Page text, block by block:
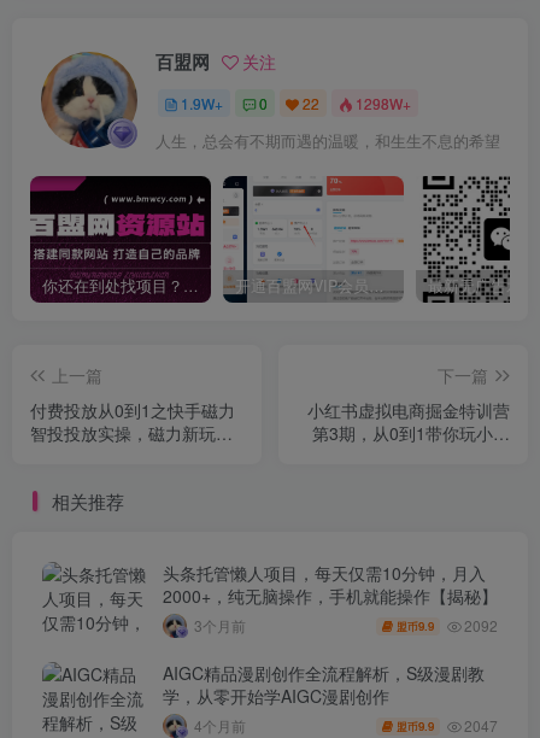
百盟网 关注
1.9W+ 0 22 1298W+
人生，总会有不期而遇的温暖，和生生不息的希望
你还在到处找项目？还在当韭菜？我靠卖项目一个月收入5万+，曾经我也是个失败者。 开通百盟网VIP会员，尊享全站资源免费下载，享70%的推广提成！！【限时五折优惠】
上一篇
⁤‍⁤⁢⁤‬⁤‌⁢⁣‍‬⁤⁣‬⁤‬⁣‬⁤‬‍‍⁢‬⁡⁢⁣⁢‍⁤‬‬‌⁣付费投放从0到1之快手磁力
智投投放实操，磁力新玩
下一篇
小红书虚拟电商掘金特训营
第3期，从0到1带你玩小红
相关推荐
头条托管懒人项目，每天仅需10分钟，月入
2000+，纯无脑操作，手机就能操作【揭秘】
3个月前 盟币9.9 2092
AIGC精品漫剧创作全流程解析，S级漫剧教
学，从零开始学AIGC漫剧创作
4个月前 盟币9.9 2047